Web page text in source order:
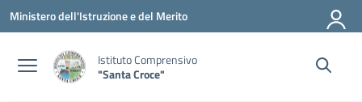
Vai ai contenuti
Vai al menu di navigazione
Vai al footer
Ministero dell'Istruzione e del Merito
Istituto Comprensivo
"Santa Croce"